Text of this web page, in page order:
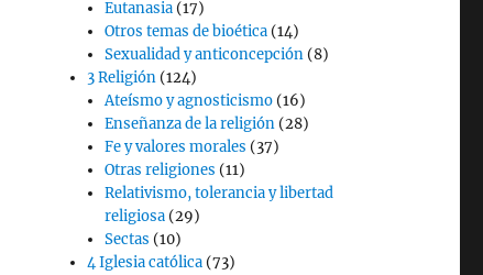
Eutanasia (17)
Otros temas de bioética (14)
Sexualidad y anticoncepción (8)
3 Religión (124)
Ateísmo y agnosticismo (16)
Enseñanza de la religión (28)
Fe y valores morales (37)
Otras religiones (11)
Relativismo, tolerancia y libertad
religiosa (29)
Sectas (10)
4 Iglesia católica (73)